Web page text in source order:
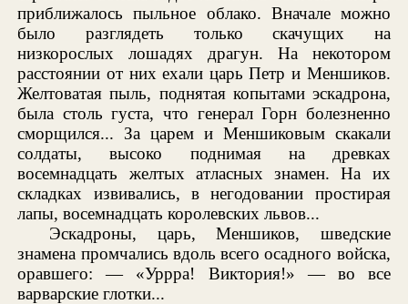
приближалось пыльное облако. Вначале можно
было разглядеть только скачущих на
низкорослых лошадях драгун. На некотором
расстоянии от них ехали царь Петр и Меншиков.
Желтоватая пыль, поднятая копытами эскадрона,
была столь густа, что генерал Горн болезненно
сморщился... За царем и Меншиковым скакали
солдаты, высоко поднимая на древках
восемнадцать желтых атласных знамен. На их
складках извивались, в негодовании простирая
лапы, восемнадцать королевских львов...
Эскадроны, царь, Меншиков, шведские
знамена промчались вдоль всего осадного войска,
оравшего: — «Уррра! Виктория!» — во все
варварские глотки...